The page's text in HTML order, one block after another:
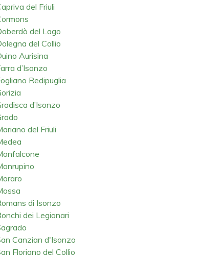
del Friuli
del Lago
del Collio
Aurisina
d’Isonzo
Redipuglia
d’Isonzo
del Friuli
di Isonzo
dei Legionari
Canzian d'Isonzo
Floriano del Collio